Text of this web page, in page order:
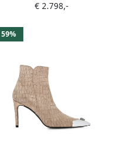
gemengde stras Rood
€ 2.798,-
59%